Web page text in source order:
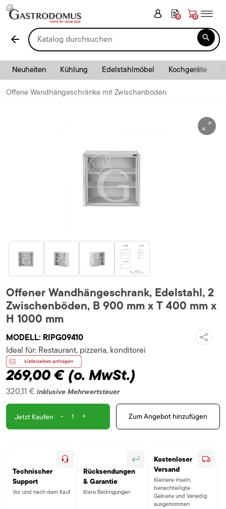
0 0
arrow_back 
Neuheiten Kühlung Edelstahlmöbel Kochgeräte
Offene Wandhängeschränke mit Zwischenboden
Offener Wandhängeschrank, Edelstahl, 2
Zwischenböden, B 900 mm x T 400 mm x
H 1000 mm
MODELL: RIPG09410
269,00 €(o. MwSt.)
320,11 € inklusive Mehrwertsteuer
Ideal für: Restaurant, pizzeria, konditorei
Jetzt Kaufen - + Zum Angebot hinzufügen
Technischer
Support
Vor und nach dem Kauf
Rücksendungen
& Garantie
Klare Bedingungen
Kostenloser
Versand
Kleinere Inseln,
benachteiligte
Gebiete und Venedig
ausgenommen